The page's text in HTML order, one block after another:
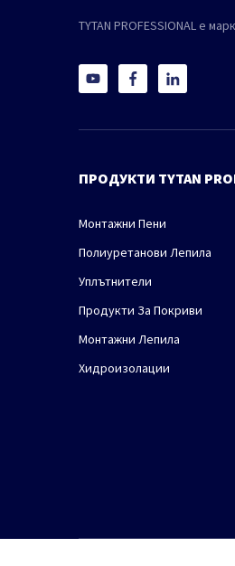
TYTAN PROFESSIONAL е
ПРОДУКТИ TYTAN
Монтажни Пени
Полиуретанови Лепила
Уплътнители
Продукти За Покриви
Монтажни Лепила
Хидроизолации